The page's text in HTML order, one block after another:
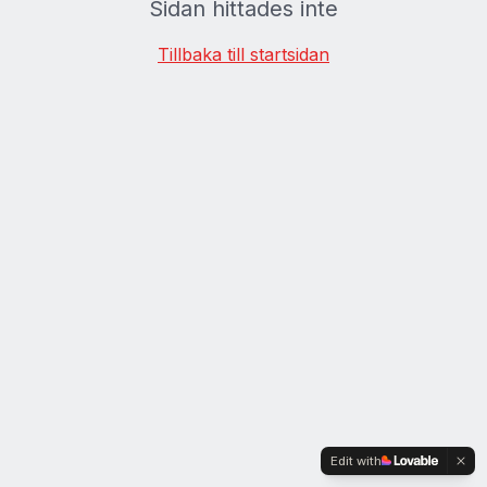
Sidan hittades inte
Tillbaka till startsidan
Edit with